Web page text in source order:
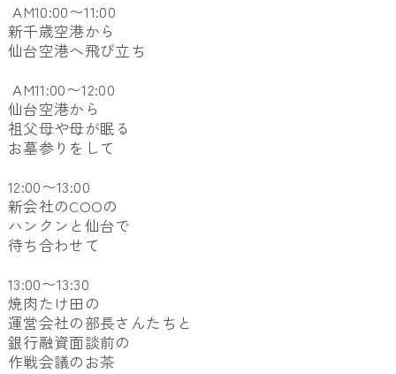
AM10:00〜11:00
新千歳空港から
仙台空港へ飛び立ち
AM11:00〜12:00
仙台空港から
祖父母や母が眠る
お墓参りをして
12:00〜13:00
新会社のCOOの
ハンクンと仙台で
待ち合わせて
13:00〜13:30
焼肉たけ田の
運営会社の部長さんたちと
銀行融資面談前の
作戦会議のお茶